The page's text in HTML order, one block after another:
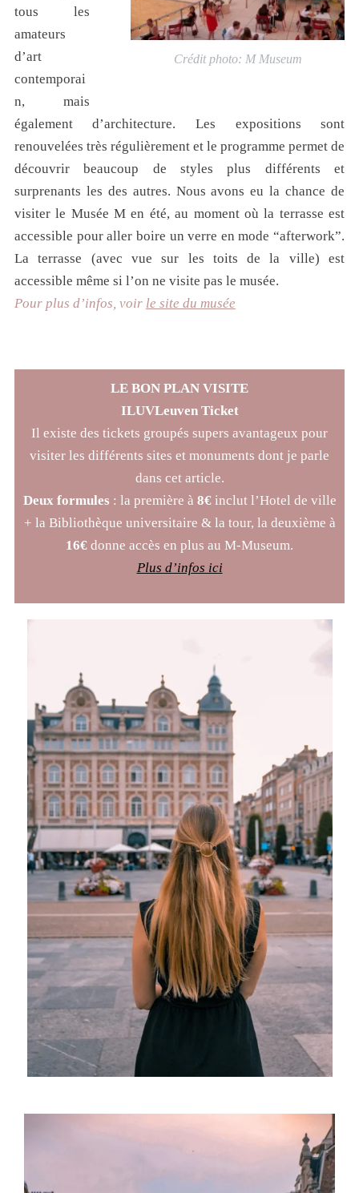
Crédit photo: M Museum
tous les
amateurs
d’art
contemporai
n, mais
également d’architecture. Les expositions sont
renouvelées très régulièrement et le programme permet de
découvrir beaucoup de styles plus différents et
surprenants les des autres. Nous avons eu la chance de
visiter le Musée M en été, au moment où la terrasse est
accessible pour aller boire un verre en mode “afterwork”.
La terrasse (avec vue sur les toits de la ville) est
accessible même si l’on ne visite pas le musée.
Pour plus d’infos, voir le site du musée
LE BON PLAN VISITE
ILUVLeuven Ticket
Il existe des tickets groupés supers avantageux pour
visiter les différents sites et monuments dont je parle
dans cet article.
Deux formules : la première à 8€inclut l’Hotel de ville
+ la Bibliothèque universitaire & la tour, la deuxième à
16€ donne accès en plus au M-Museum.
Plus d’infos ici